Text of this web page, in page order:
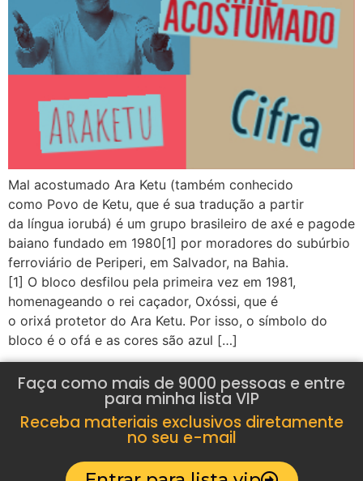
Mal acostumado Ara Ketu (também conhecido
como Povo de Ketu, que é sua tradução a partir
da língua iorubá) é um grupo brasileiro de axé e pagode
baiano fundado em 1980[1] por moradores do subúrbio
ferroviário de Periperi, em Salvador, na Bahia.
[1] O bloco desfilou pela primeira vez em 1981,
homenageando o rei caçador, Oxóssi, que é
o orixá protetor do Ara Ketu. Por isso, o símbolo do
bloco é o ofá e as cores são azul […]
Faça como mais de 9000 pessoas e entre
para minha lista VIP
Receba materiais exclusivos diretamente
no seu e-mail